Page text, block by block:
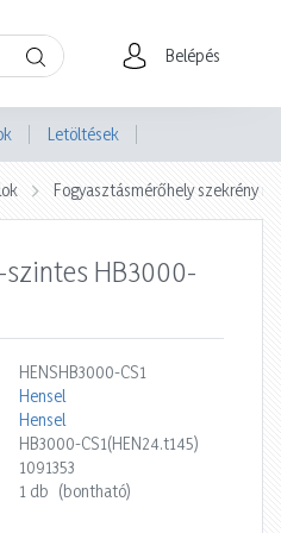
Belépés
Letöltések
Fogyasztásmérőhely szekrény
HB3000-
HENSHB3000-CS1
Hensel
Hensel
HB3000-CS1(HEN24.t145)
1091353
1 db (bontható)